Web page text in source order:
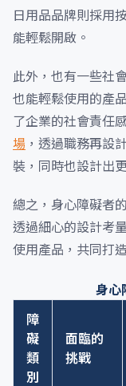
日用品品牌則採用
能輕鬆開啟。
此外，也有一些社
也能輕鬆使用的產
了企業的社會責任
場 ，透過職務再設
裝，同時也設計出
總之，身心障礙者
透過細心的設計考
使用產品，共同打
身心
障
礙
類
別
面臨的
挑戰